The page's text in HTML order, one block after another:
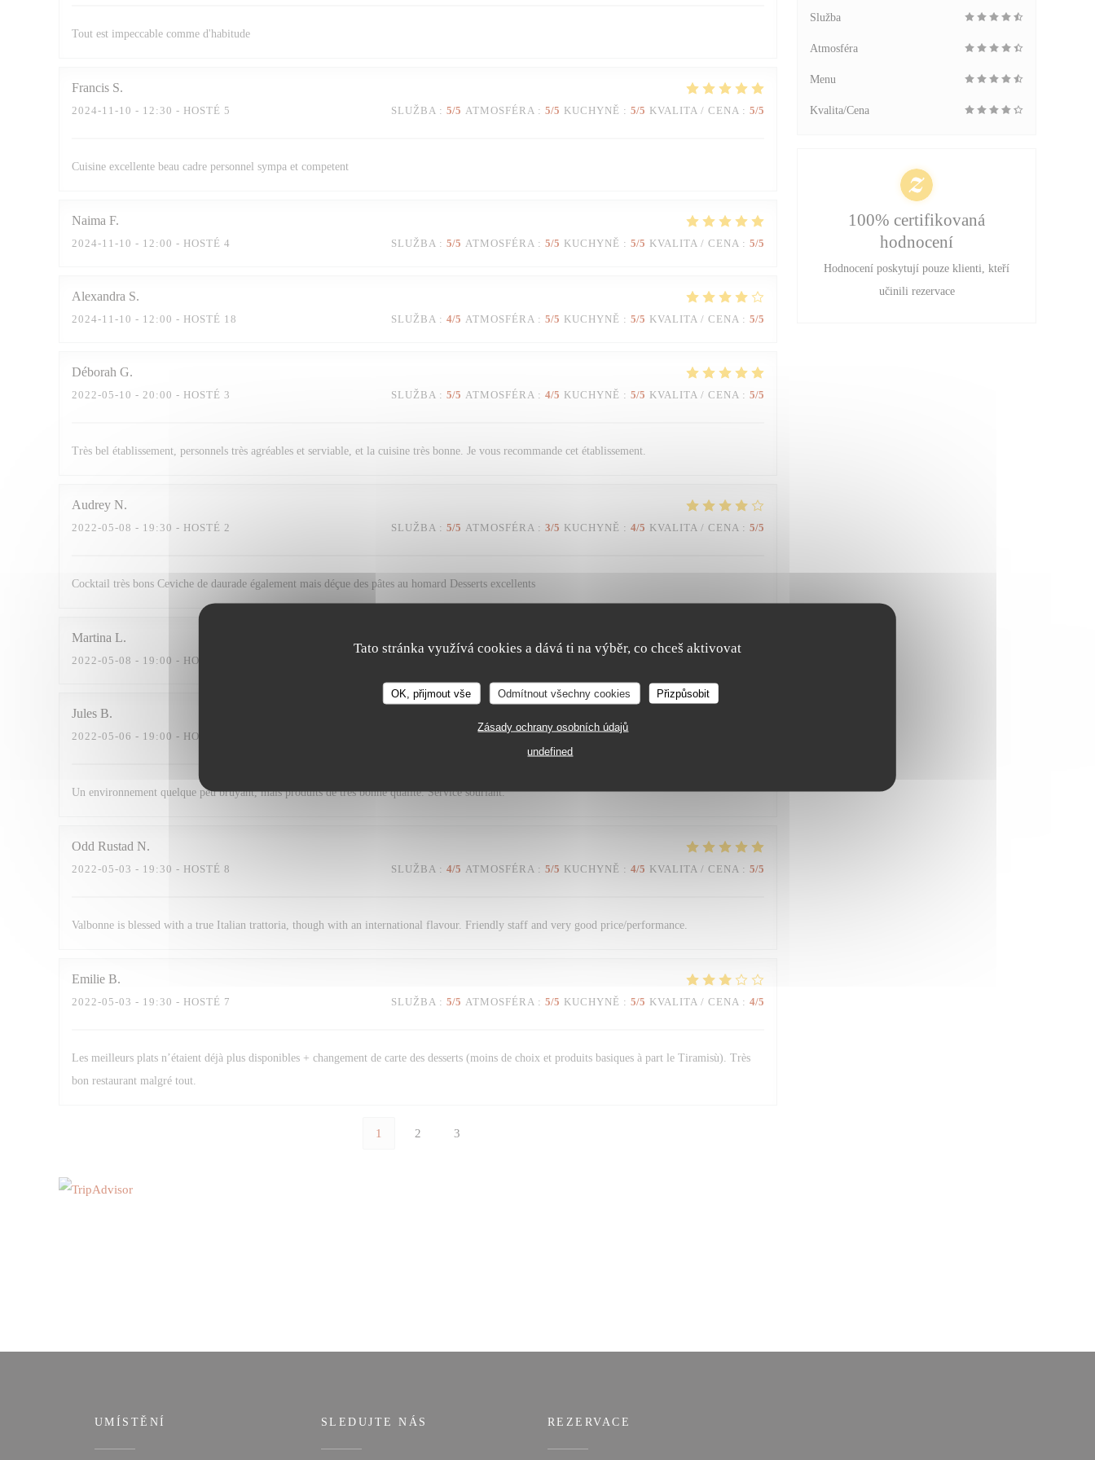
Tato stránka využívá cookies a dává ti na výběr, co chceš aktivovat
OK, přijmout vše Odmítnout všechny cookies Přizpůsobit
Zásady ochrany osobních údajů
undefined
Tout est impeccable comme d'habitude
Francis S
2024-11-10 - 12:30 - HOSTÉ 5 SLUŽBA : 5/5 ATMOSFÉRA : 5/5 KUCHYNĚ : 5/5 KVALITA / CENA : 5/5
Cuisine excellente beau cadre personnel sympa et competent
Naima F
2024-11-10 - 12:00 - HOSTÉ 4 SLUŽBA : 5/5 ATMOSFÉRA : 5/5 KUCHYNĚ : 5/5 KVALITA / CENA : 5/5
Alexandra S
2024-11-10 - 12:00 - HOSTÉ 18 SLUŽBA : 4/5 ATMOSFÉRA : 5/5 KUCHYNĚ : 5/5 KVALITA / CENA : 5/5
Déborah G
2022-05-10 - 20:00 - HOSTÉ 3 SLUŽBA : 5/5 ATMOSFÉRA : 4/5 KUCHYNĚ : 5/5 KVALITA / CENA : 5/5
Très bel établissement, personnels très agréables et serviable, et la cuisine très bonne. Je vous recommande cet établissement.
Audrey N
2022-05-08 - 19:30 - HOSTÉ 2 SLUŽBA : 5/5 ATMOSFÉRA : 3/5 KUCHYNĚ : 4/5 KVALITA / CENA : 5/5
Cocktail très bons Ceviche de daurade également mais déçue des pâtes au homard Desserts excellents
Martina L
2022-05-08 - 19:00 - HOSTÉ 4
Jules B
2022-05-06 - 19:00 - HOSTÉ 2 ATMOSFÉRA: 2/5 KUCHYNĚ:
Un environnement quelque peu bruyant, mais produits de très bonne qualité. Service souriant.
Odd Rustad N
2022-05-03 - 19:30 - HOSTÉ 8 SLUŽBA : 4/5 ATMOSFÉRA : 5/5 KUCHYNĚ : 4/5 KVALITA / CENA : 5/5
Valbonne is blessed with a true Italian trattoria, though with an international flavour. Friendly staff and very good price/performance.
Emilie B
2022-05-03 - 19:30 - HOSTÉ 7 SLUŽBA : 5/5 ATMOSFÉRA : 5/5 KUCHYNĚ : 5/5 KVALITA / CENA : 4/5
Les meilleurs plats n’étaient déjà plus disponibles + changement de carte des desserts (moins de choix et produits basiques à part le Tiramisù). Très
bon restaurant malgré tout.
1 2 3
Služba
Atmosféra
Menu
Kvalita/Cena
100% certifikovaná
hodnocení
Hodnocení poskytují pouze klienti, kteří
učinili rezervace
UMÍSTĚNÍ SLEDUJTE NÁS REZERVACE
Trattoria Quattro